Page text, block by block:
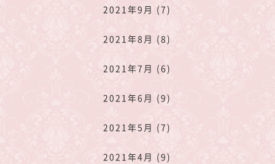
2021年9月 (7)
2021年8月 (8)
2021年7月 (6)
2021年6月 (9)
2021年5月 (7)
2021年4月 (9)